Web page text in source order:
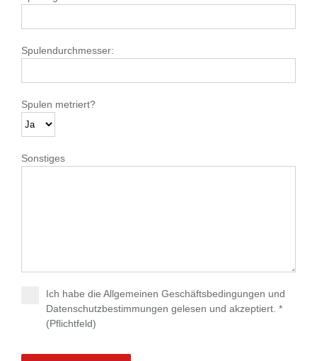
Spulendurchmesser:
Spulen metriert?
Sonstiges
Ich habe die Allgemeinen Geschäftsbedingungen und
Datenschutzbestimmungen gelesen und akzeptiert. *
(Pflichtfeld)